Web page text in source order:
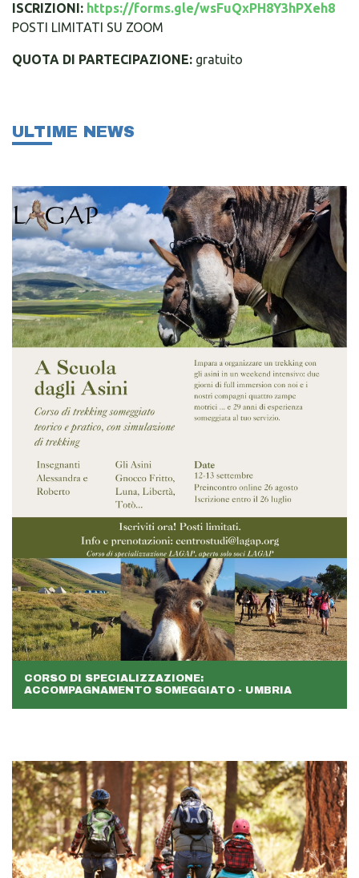
ISCRIZIONI: https://forms.gle/wsFuQxPH8Y3hPXeh8
POSTI LIMITATI SU ZOOM
QUOTA DI PARTECIPAZIONE: gratuito
ULTIME NEWS
CORSO DI SPECIALIZZAZIONE:
ACCOMPAGNAMENTO SOMEGGIATO - UMBRIA